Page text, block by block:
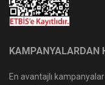
KAMPANYALARDAN
En avantajlı